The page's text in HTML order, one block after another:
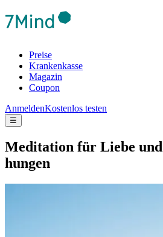
Preise
Krankenkasse
Magazin
Coupon
AnmeldenKostenlos testen
☰
Medi­ta­tion für Liebe
hun­gen